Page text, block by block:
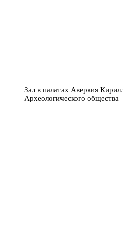
Зал в палатах Аверкия
Археологического общества